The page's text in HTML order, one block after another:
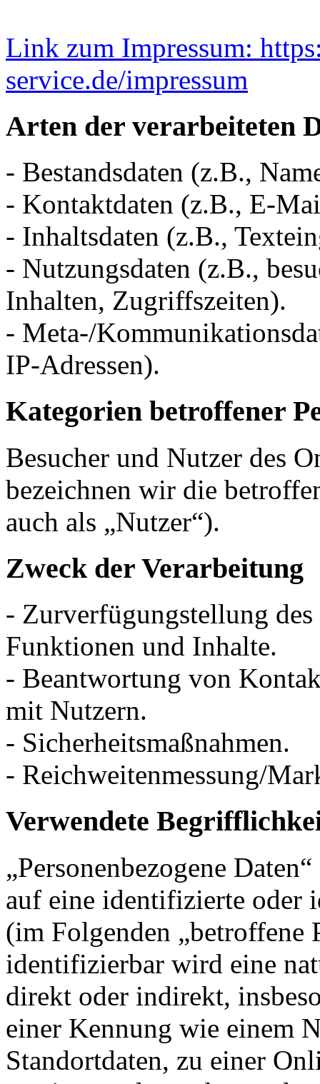
Link zum Impressum:
service.de/impressum
Arten der verarbeiteten
- Bestandsdaten (z.B.,
- Kontaktdaten (z.B., E-
- Inhaltsdaten (z.B.,
- Nutzungsdaten (z.B.,
Inhalten, Zugriffszeiten).
- Meta-/
IP-Adressen).
Kategorien betroffener
Besucher und Nutzer des
bezeichnen wir die
auch als „Nutzer“).
Zweck der Verarbeitung
- Zurverfügungstellung
Funktionen und Inhalte.
- Beantwortung von
mit Nutzern.
- Sicherheitsmaßnahmen.
- Reichweitenmessung/
Verwendete
„Personenbezogene
auf eine identifizierte oder
(im Folgenden „betroffene
identifizierbar wird eine
direkt oder indirekt,
einer Kennung wie einem
Standortdaten, zu einer